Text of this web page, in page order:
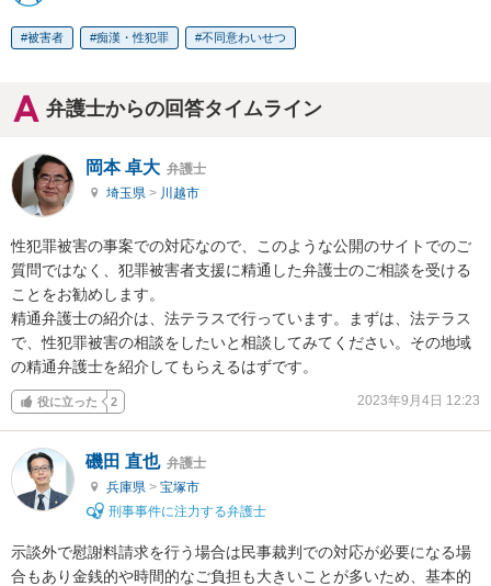
被害者 痴漢・性犯罪 不同意わいせつ
弁護士からの回答タイムライン
岡本 卓大 弁護士
埼玉県 > 川越市
性犯罪被害の事案での対応なので、このような公開のサイトでのご
質問ではなく、犯罪被害者支援に精通した弁護士のご相談を受ける
ことをお勧めします。
精通弁護士の紹介は、法テラスで行っています。まずは、法テラス
で、性犯罪被害の相談をしたいと相談してみてください。その地域
の精通弁護士を紹介してもらえるはずです。
役に立った 2 2023年9月4日 12:23
磯田 直也 弁護士
兵庫県 > 宝塚市
刑事事件に注力する弁護士
示談外で慰謝料請求を行う場合は民事裁判での対応が必要になる場
合もあり金銭的や時間的なご負担も大きいことが多いため、基本的